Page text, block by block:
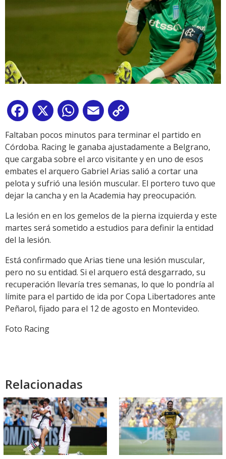
Facebook
X WhatsApp
Email
Link
Faltaban pocos minutos para terminar el partido en
Córdoba. Racing le ganaba ajustadamente a Belgrano,
que cargaba sobre el arco visitante y en uno de esos
embates el arquero Gabriel Arias salió a cortar una
pelota y sufrió una lesión muscular. El portero tuvo que
dejar la cancha y en la Academia hay preocupación.
La lesión en en los gemelos de la pierna izquierda y este
martes será sometido a estudios para definir la entidad
del la lesión.
Está confirmado que Arias tiene una lesión muscular,
pero no su entidad. Si el arquero está desgarrado, su
recuperación llevaría tres semanas, lo que lo pondría al
límite para el partido de ida por Copa Libertadores ante
Peñarol, fijado para el 12 de agosto en Montevideo.
Foto Racing
Relacionadas